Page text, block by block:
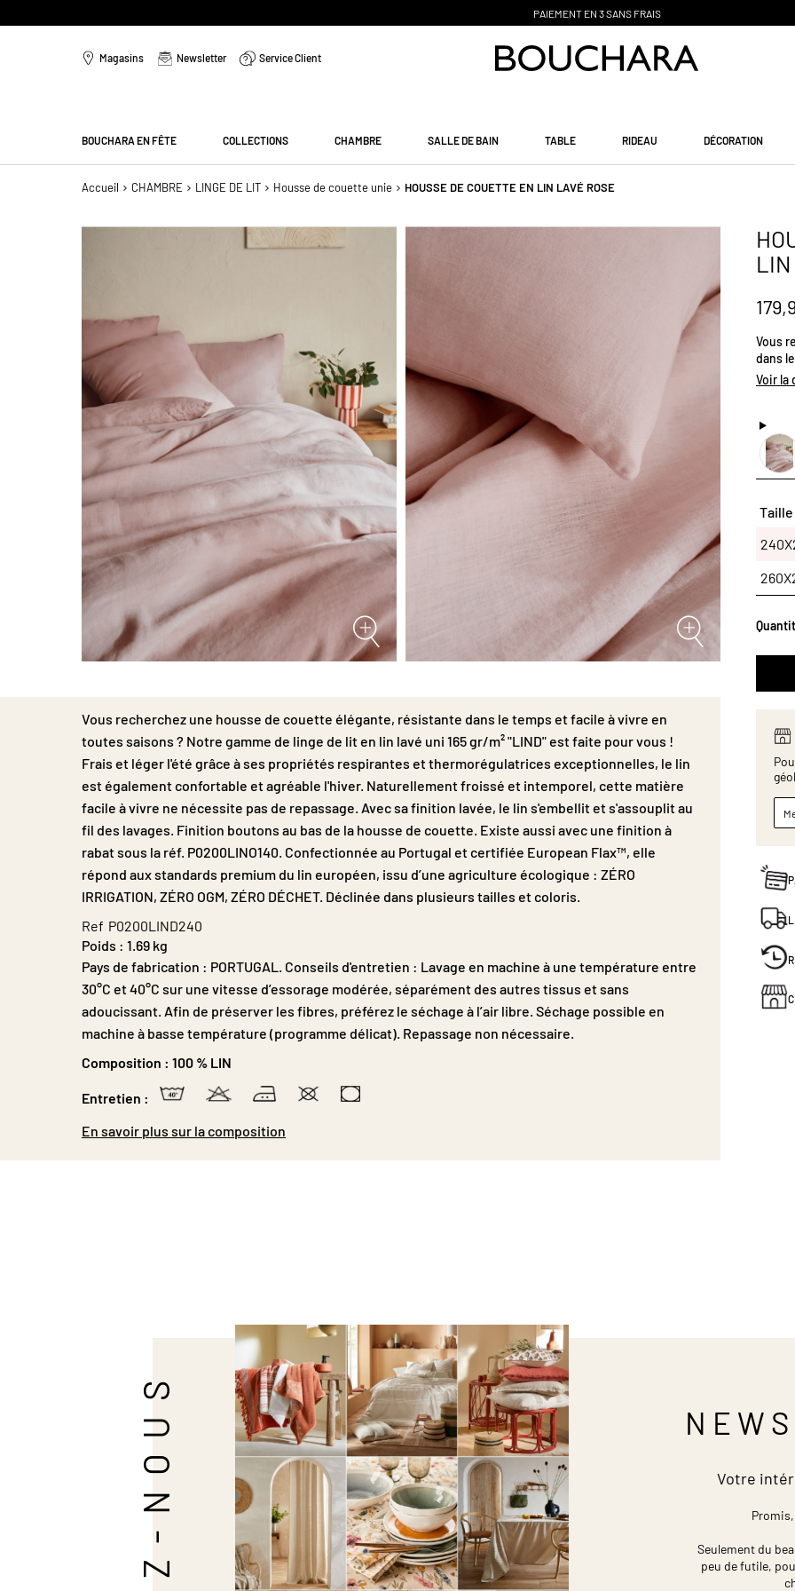
PAIEMENT EN 3 SANS FRAIS
Magasins Newsletter Service Client
BOUCHARA EN FÊTE COLLECTIONS CHAMBRE SALLE DE BAIN TABLE RIDEAU DÉCORATION
Accueil CHAMBRE LINGE DE LIT Housse de couette unie HOUSSE DE COUETTE EN LIN LAVÉ ROSE
la
d’images
de
la
d’images
LIN
Vous
dans
de
!
au fil
Voir la
Taille
Vous recherchez une housse de couette élégante, résistante dans le temps et facile à vivre en
toutes saisons ? Notre gamme de linge de lit en lin lavé uni 165 gr/m² "LIND" est faite pour vous !
Frais et léger l'été grâce à ses propriétés respirantes et thermorégulatrices exceptionnelles, le lin
est également confortable et agréable l'hiver. Naturellement froissé et intemporel, cette matière
facile à vivre ne nécessite pas de repassage. Avec sa finition lavée, le lin s'embellit et s'assouplit au
fil des lavages. Finition boutons au bas de la housse de couette. Existe aussi avec une finition à
rabat sous la réf. P0200LINO140. Confectionnée au Portugal et certifiée European Flax™, elle
répond aux standards premium du lin européen, issu d’une agriculture écologique : ZÉRO
IRRIGATION, ZÉRO OGM, ZÉRO DÉCHET. Déclinée dans plusieurs tailles et coloris.
Ref P0200LIND240
Poids : 1.69 kg
Pays de fabrication : PORTUGAL. Conseils d'entretien : Lavage en machine à une température entre
30°C et 40°C sur une vitesse d’essorage modérée, séparément des autres tissus et sans
adoucissant. Afin de préserver les fibres, préférez le séchage à l’air libre. Séchage possible en
machine à basse température (programme délicat). Repassage non nécessaire.
Composition : 100 % LIN
Entretien :
En savoir plus sur la composition
Votre
Seulement du
peu de futile,